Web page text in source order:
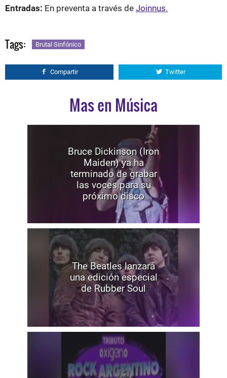
Entradas: En preventa a través de Joinnus.
Tags: Brutal Sinfónico
Compartir Twitter
Mas en Música
Bruce Dickinson (Iron
Maiden) ya ha
terminado de grabar
las voces para su
próximo disco
The Beatles lanzará
una edición especial
de Rubber Soul